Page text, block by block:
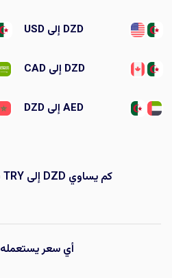
DZD إلى USD
DZD إلى CAD
AED إلى DZD
كم يساوي DZD إلى TRY في السوق السوداء اليوم؟
أي سعر يستعمله EXDZ لـ DZD إلى TRY؟